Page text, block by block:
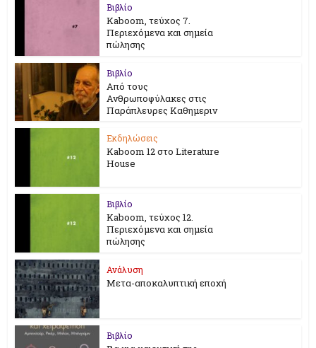
Βιβλίο
Kaboom, τεύχος 7.
Περιεχόμενα και σημεία
πώλησης
Βιβλίο
Από τους
Ανθρωποφύλακες στις
Παράπλευρες Καθημεριν
Εκδηλώσεις
Kaboom 12 στο Literature
House
Βιβλίο
Kaboom, τεύχος 12.
Περιεχόμενα και σημεία
πώλησης
Ανάλυση
Μετα-αποκαλυπτική εποχή
Βιβλίο